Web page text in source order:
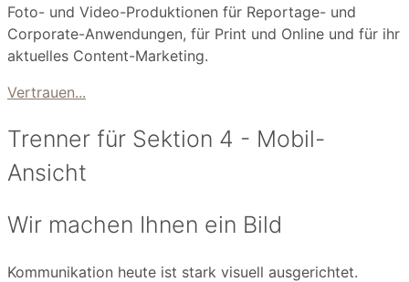
Foto- und Video-Produktionen für Reportage- und
Corporate-Anwendungen, für Print und Online und für ihr
aktuelles Content-Marketing.
Vertrauen...
Trenner für Sektion 4 - Mobil-
Ansicht
Wir machen Ihnen ein Bild
Kommunikation heute ist stark visuell ausgerichtet.